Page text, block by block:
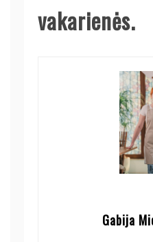
vakarienės.
Gabija